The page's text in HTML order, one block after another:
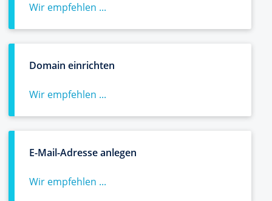
Wir empfehlen ...
Domain einrichten
Wir empfehlen ...
E-Mail-Adresse anlegen
Wir empfehlen ...